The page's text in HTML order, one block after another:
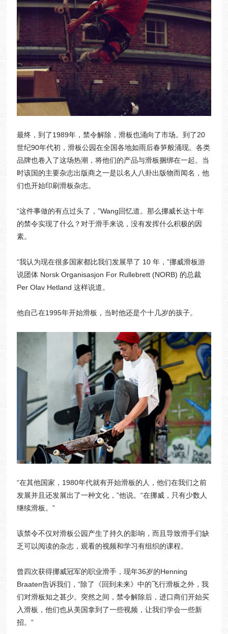
​最终，到了1989年，禁令解除，滑板也涌向了市场。到了20
世纪90年代初，滑板公园在全国各地如雨后春笋般涌现。各类
品牌也卷入了这场热潮，将他们的产品与滑板捆绑在一起。当
时该国的主要杂志出版商之一是以名人八卦出版物而闻名，他
们也开始印刷滑板杂志。
“这件事做的有点过头了，”Wang回忆道。那么挪威长达十年
的禁令实现了什么？对于滑手来说，没有发挥什么积极的因
素。
“我认为现在很多国家都比我们发展早了 10 年，”挪威滑板游
说团体 Norsk Organisasjon For Rullebrett (NORB) 的总裁
Per Olav Hetland 这样说道。
他自己在1995年开始滑板，当时他还是个十几岁的孩子。
“在其他国家，1980年代就有开始滑板的人，他们在我们之前
发展并且还发展出了一种文化，”他说。“在挪威，只有少数人
继续滑板。”
该禁令不仅对滑板公园产生了持久的影响，而且导致滑手们缺
乏可以阅读的杂志，观看的视频和学习有组织的课程。
曾四次获得挪威冠军的职业滑手，现年36岁的Henning
Braaten告诉我们，“除了《回到未来》中的飞行滑板之外，我
们对滑板知之甚少。突然之间，禁令解除后，进口商们开始买
入滑板，他们也从美国拿到了一些视频，让我们学会一些新
招。”